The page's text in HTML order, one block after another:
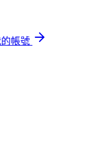
帳號